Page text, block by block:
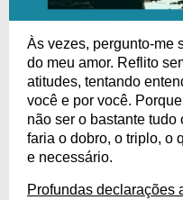
Às vezes, pergunto-me
do meu amor. Reflito
atitudes, tentando
você e por você.
não ser o bastante tudo
faria o dobro, o triplo, o
e necessário.
Profundas declarações